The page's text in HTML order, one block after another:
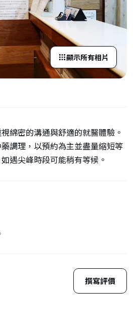
顯示所有相片
綿密的溝通與舒適的就醫體驗。
調理，以預約為主並盡量縮短等
遇尖峰時段可能稍有等候。
撰寫評價